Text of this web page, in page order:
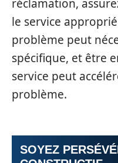
réclamation,
le service
problème peut
spécifique, et être
service peut
problème.
SOYEZ